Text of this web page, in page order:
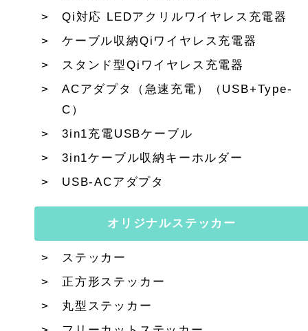
Qi対応 LEDアクリルワイヤレス充電器
ケーブル収納Qiワイヤレス充電器
スタンド型Qiワイヤレス充電器
ACアダプタ（急速充電）（USB+Type-
C）
3in1充電USBケーブル
3in1ケーブル収納キーホルダー
USB-ACアダプタ
オリジナルステッカー
ステッカー
正方形ステッカー
丸型ステッカー